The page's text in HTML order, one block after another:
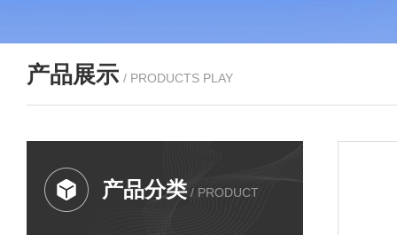
产品展示 / PRODUCTS PLAY
产品分类 / PRODUCT